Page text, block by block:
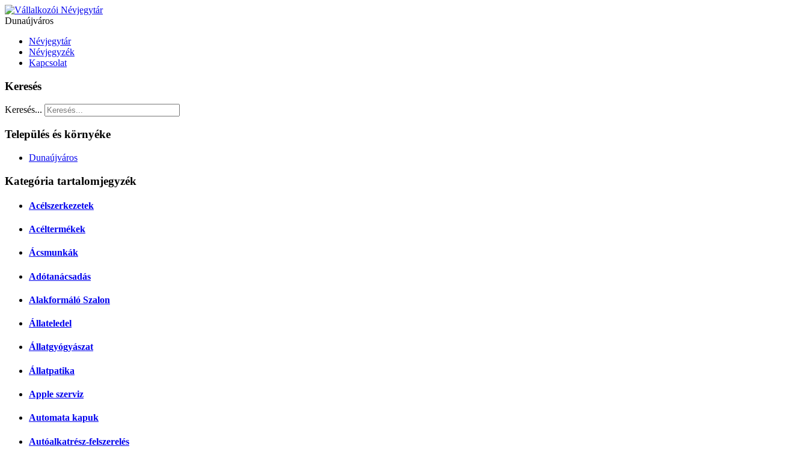
Dunaújváros
Névjegytár
Névjegyzék
Kapcsolat
Keresés
Keresés...
Település és környéke
Dunaújváros
Kategória tartalomjegyzék
Acélszerkezetek
Acéltermékek
Ácsmunkák
Adótanácsadás
Alakformáló Szalon
Állateledel
Állatgyógyászat
Állatpatika
Apple szerviz
Automata kapuk
Autóalkatrész-felszerelés